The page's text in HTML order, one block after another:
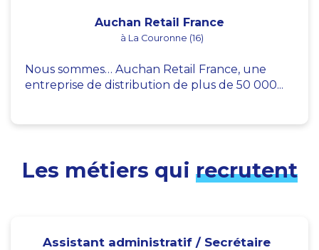
Auchan Retail France
à La Couronne (16)
Nous sommes… Auchan Retail France, une
entreprise de distribution de plus de 50 000...
Les métiers qui recrutent
Assistant administratif / Secrétaire